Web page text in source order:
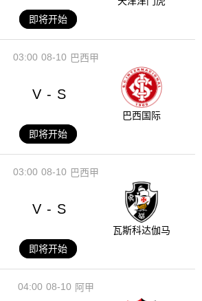
即将开始
08-10
03:00 巴西甲
V - S
巴西国际
即将开始
08-10
03:00 巴西甲
V - S
瓦斯科达伽马
即将开始
08-10
04:00 阿甲